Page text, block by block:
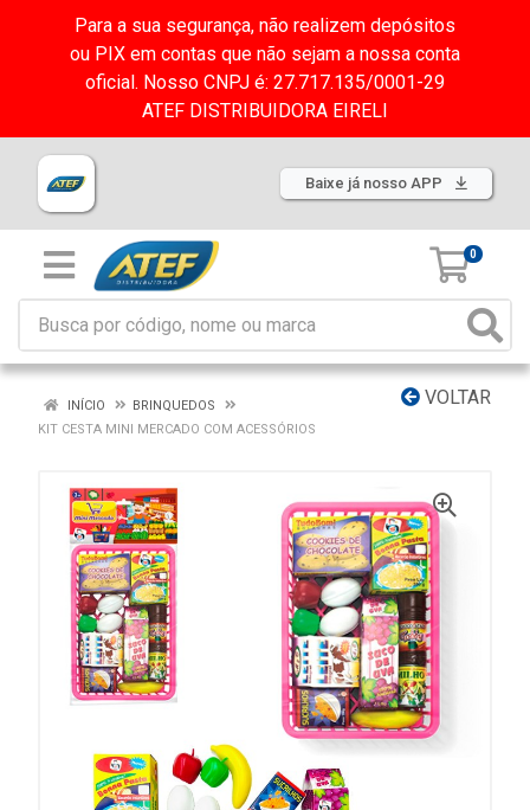
Para a sua segurança, não realizem depósitos
ou PIX em contas que não sejam a nossa conta
oficial. Nosso CNPJ é: 27.717.135/0001-29
ATEF DISTRIBUIDORA EIRELI
Baixe já nosso APP
0
VOLTAR
INÍCIO
BRINQUEDOS
KIT CESTA MINI MERCADO COM ACESSÓRIOS